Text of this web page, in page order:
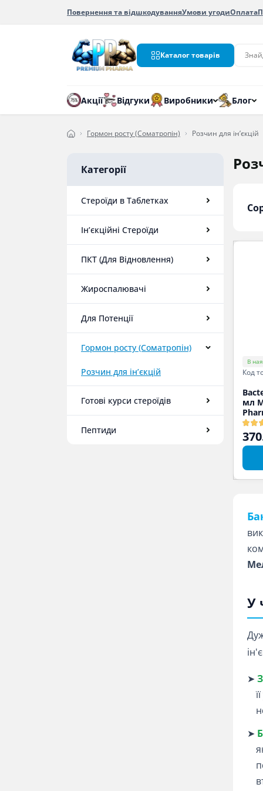
Повернення та відшкодуванняУмови угодиОплата
Каталог товарів
Акції Відгуки Виробники Блог
Гормон росту (Соматропін) Розчин для ін’єкцій
Категорії
Стероїди в Таблетках
Ін’єкційні Стероїди
ПКТ (Для Відновлення)
Жироспалювачі
Для Потенції
Гормон росту (Соматропін)
Розчин для ін’єкцій
Готові курси стероїдів
Пептиди
В
Код
мл
У
➤
➤